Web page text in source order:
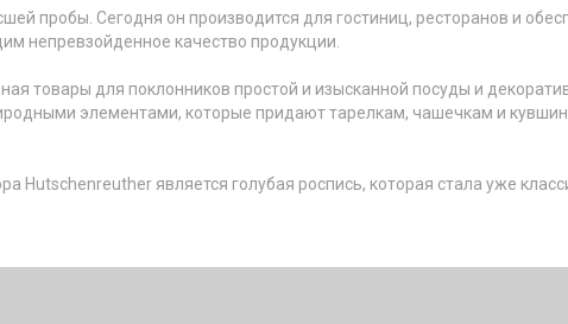
пробы. Сегодня он производится для гостиниц, ресторанов и
непревзойденное качество продукции.
товары для поклонников простой и изысканной посуды и
элементами, которые придают тарелкам, чашечкам и
а Hutschenreuther является голубая роспись, которая стала уже